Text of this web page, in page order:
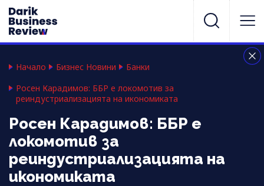
Начало Бизнес Новини
Банки
Росен Карадимов: ББР е локомотив за
реиндустриализацията на икономиката
Росен Карадимов: ББР е
локомотив за
реиндустриализацията на
икономиката